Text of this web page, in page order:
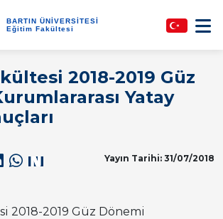
BARTIN ÜNİVERSİTESİ
Eğitim Fakültesi
2018-2019 Güz
Yatay
Yayın Tarihi: 31/07/2018
2018-2019 Güz Dönemi